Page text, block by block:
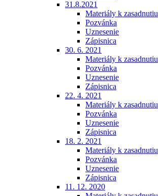
31.8.2021
Materiály k zasadnutiu
Pozvánka
Uznesenie
Zápisnica
30. 6. 2021
Materiály k zasadnutiu
Pozvánka
Uznesenie
Zápisnica
22. 4. 2021
Materiály k zasadnutiu
Pozvánka
Uznesenie
Zápisnica
18. 2. 2021
Materiály k zasadnutiu
Pozvánka
Uznesenie
Zápisnica
11. 12. 2020